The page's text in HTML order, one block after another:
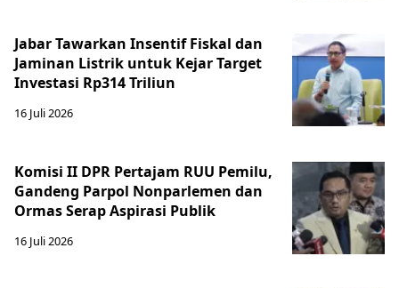
Jabar Tawarkan Insentif Fiskal dan
Jaminan Listrik untuk Kejar Target
Investasi Rp314 Triliun
16 Juli 2026
Komisi II DPR Pertajam RUU Pemilu,
Gandeng Parpol Nonparlemen dan
Ormas Serap Aspirasi Publik
16 Juli 2026